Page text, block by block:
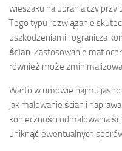
wieszaku na ubrania czy przy
Tego typu rozwiązanie
uszkodzeniami i ogranicza
ścian . Zastosowanie mat
również może
Warto w umowie najmu
jak malowanie ścian i
konieczności odmalowania
uniknąć ewentualnych